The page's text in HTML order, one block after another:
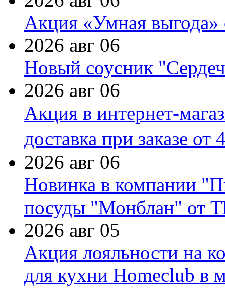
Акция «Умная выгода»
2026 авг 06
Новый соусник
2026 авг 06
Акция в интернет-
доставка при заказе от
2026 авг 06
Новинка в компании
посуды "Монблан" от
2026 авг 05
Акция лояльности на
для кухни Homeclub в